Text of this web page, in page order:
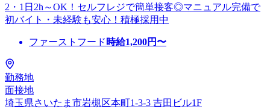
2・1日2h～OK！セルフレジで簡単接客◎マニュアル完備で
初バイト・未経験も安心！積極採用中
ファーストフード 時給1,200円〜
勤務地
面接地
埼玉県さいたま市岩槻区本町1-3-3 吉田ビル1F